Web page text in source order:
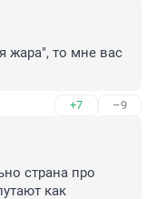
жара", то мне вас
+7 –9
страна про
как